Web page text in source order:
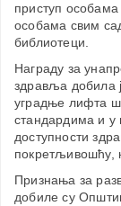
приступ
особама свим
библиотеци.
Награду за
здравља добила
уградње лифта
стандардима и у
доступности
покретљивошћу,
Признања за
добиле су